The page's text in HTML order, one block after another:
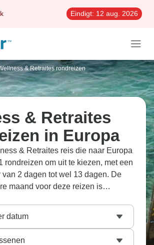
Eindigt: 12 aug. 2026
& Retraites rondreizen
& Retraites
in Europa
& Retraites reis die naar Europa
rondreizen om uit te kiezen, met een
van 2 dagen tot wel 13 dagen. De
maand voor deze reizen is
beginnen de meeste reizen.
datum